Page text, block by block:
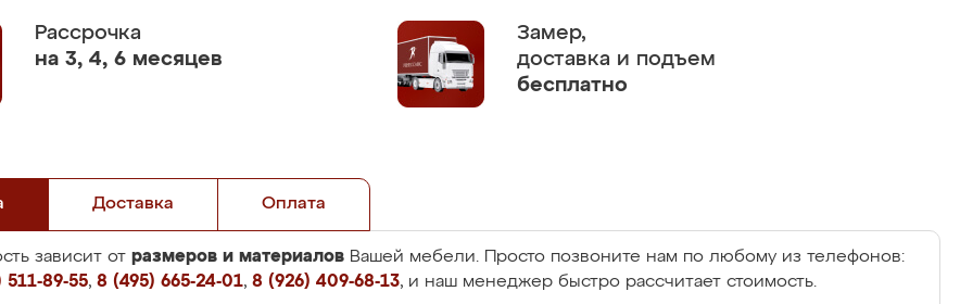
Рассрочка
на 3, 4, 6 месяцев
Замер,
доставка и подъем
бесплатно
Доставка Оплата
зависит от размеров и материалов Вашей мебели. Просто позвоните нам по любому из телефонов:
89-55, 8 (495) 665-24-01, 8 (926) 409-68-13, и наш менеджер быстро рассчитает стоимость.